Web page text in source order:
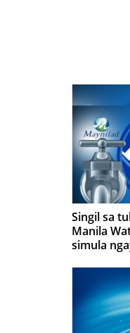
Singil sa
Manila
simula